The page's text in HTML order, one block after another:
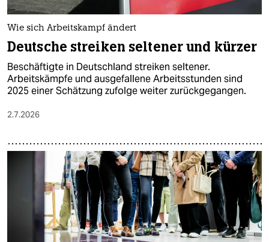
Wie sich Arbeitskampf ändert
Deutsche streiken seltener und kürzer
Beschäftigte in Deutschland streiken seltener.
Arbeitskämpfe und ausgefallene Arbeitsstunden sind
2025 einer Schätzung zufolge weiter zurückgegangen.
2.7.2026